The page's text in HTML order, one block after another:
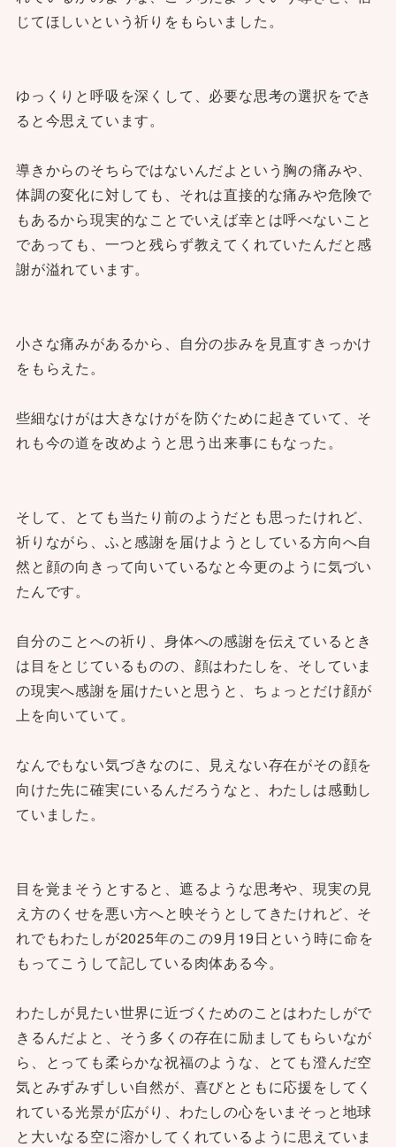
じてほしいという祈りをもらいました。
ゆっくりと呼吸を深くして、必要な思考の選択をでき
ると今思えています。
導きからのそちらではないんだよという胸の痛みや、
体調の変化に対しても、それは直接的な痛みや危険で
もあるから現実的なことでいえば幸とは呼べないこと
であっても、一つと残らず教えてくれていたんだと感
謝が溢れています。
小さな痛みがあるから、自分の歩みを見直すきっかけ
をもらえた。
些細なけがは大きなけがを防ぐために起きていて、そ
れも今の道を改めようと思う出来事にもなった。
そして、とても当たり前のようだとも思ったけれど、
祈りながら、ふと感謝を届けようとしている方向へ自
然と顔の向きって向いているなと今更のように気づい
たんです。
自分のことへの祈り、身体への感謝を伝えているとき
は目をとじているものの、顔はわたしを、そしていま
の現実へ感謝を届けたいと思うと、ちょっとだけ顔が
上を向いていて。
なんでもない気づきなのに、見えない存在がその顔を
向けた先に確実にいるんだろうなと、わたしは感動し
ていました。
目を覚まそうとすると、遮るような思考や、現実の見
え方のくせを悪い方へと映そうとしてきたけれど、そ
れでもわたしが2025年のこの9月19日という時に命を
もってこうして記している肉体ある今。
わたしが見たい世界に近づくためのことはわたしがで
きるんだよと、そう多くの存在に励ましてもらいなが
ら、とっても柔らかな祝福のような、とても澄んだ空
気とみずみずしい自然が、喜びとともに応援をしてく
れている光景が広がり、わたしの心をいまそっと地球
と大いなる空に溶かしてくれているように思えていま